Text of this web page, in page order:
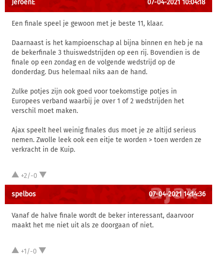
JeroenE 07-04-2021 10:04:18
Een finale speel je gewoon met je beste 11, klaar.
Daarnaast is het kampioenschap al bijna binnen en heb je na
de bekerfinale 3 thuiswedstrijden op een rij. Bovendien is de
finale op een zondag en de volgende wedstrijd op de
donderdag. Dus helemaal niks aan de hand.
Zulke potjes zijn ook goed voor toekomstige potjes in
Europees verband waarbij je over 1 of 2 wedstrijden het
verschil moet maken.
Ajax speelt heel weinig finales dus moet je ze altijd serieus
nemen. Zwolle leek ook een eitje te worden > toen werden ze
verkracht in de Kuip.
+2/-0
spelbos 07-04-2021 14:14:36
Vanaf de halve finale wordt de beker interessant, daarvoor
maakt het me niet uit als ze doorgaan of niet.
+1/-0